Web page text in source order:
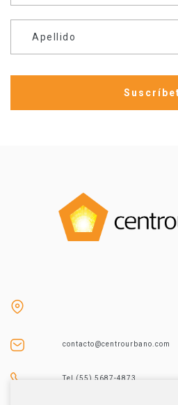
Apellido
contacto@centrourbano.com
Tel (55) 5687-4873